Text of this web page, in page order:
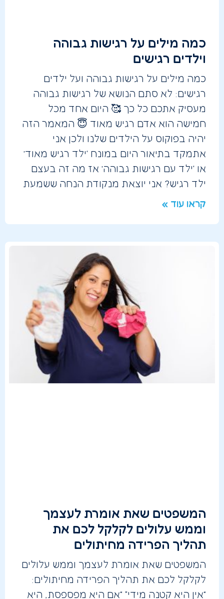
כמה מילים על רגישות גבוהה
וילדים רגישים
כמה מילים על רגישות גבוהה ועל ילדים
רגישים: לא סתם הנושא של רגישות גבוהה
מעסיק אתכם כל כך 🥰 היום אחד מכל
חמישה הוא אדם רגיש מאוד 😇 המאמר הזה
יהיה בפוקוס על הילדים שלנו ולכן אני
אתמקד בתיאור היום במונח ‘ילד רגיש מאוד’
או ‘ילד עם רגישות גבוהה’ אז מה זה בעצם
ילד רגיש? אני יוצאת מנקודת הנחה ששמעת
קראו עוד »
המשפטים שאת אומרת לעצמך
וממש עלולים לקלקל לכם את
תהליך הפרידה מחיתולים
המשפטים שאת אומרת לעצמך וממש עלולים
לקלקל לכם את תהליך הפרידה מחיתולים:
“אין היא קטנה מידי” “אם היא מפספסת, היא